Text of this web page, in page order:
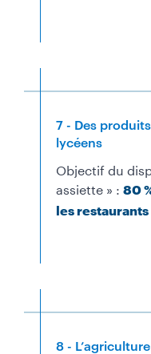
7 - Des
lycéens
Objectif du
assiette » : 80
les
8 -